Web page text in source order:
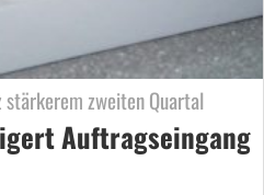
zweiten Quartal
Auftragseingang